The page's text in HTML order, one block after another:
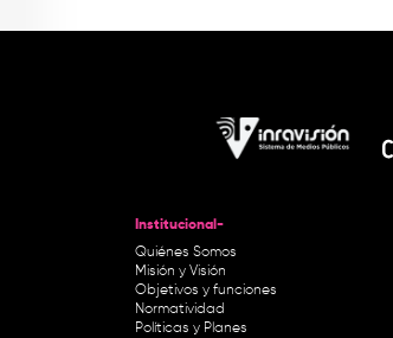
Institucional-
Quiénes Somos
Misión y Visión
Objetivos y funciones
Normatividad
Políticas y Planes